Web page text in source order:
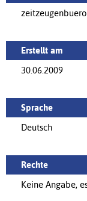
Erstellt am
30.06.2009
Sprache
Deutsch
Rechte
Keine Angabe,